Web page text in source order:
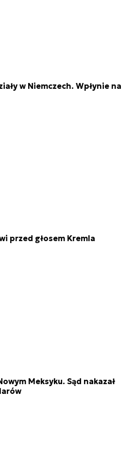
w Niemczech. Wpłynie na
przed głosem Kremla
Meksyku. Sąd nakazał